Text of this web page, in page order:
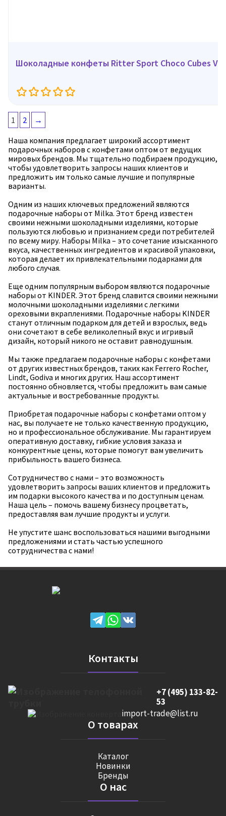
Шоколадные конфеты Ritter Sport Choco Cubes
1 2
→
Наша компания предлагает широкий ассортимент
подарочных наборов с конфетами оптом от ведущих
мировых брендов. Мы тщательно подбираем продукцию,
чтобы удовлетворить запросы наших клиентов и
предложить им только самые лучшие и популярные
варианты.
Одним из наших ключевых предложений являются
подарочные наборы от Milka. Этот бренд известен
своими нежными шоколадными изделиями, которые
пользуются любовью и признанием среди потребителей
по всему миру. Наборы Milka – это сочетание изысканного
вкуса, качественных ингредиентов и красивой упаковки,
которая делает их привлекательными подарками для
любого случая.
Еще одним популярным выбором являются подарочные
наборы от KINDER. Этот бренд славится своими нежными
молочными шоколадными изделиями с легкими
ореховыми вкраплениями. Подарочные наборы KINDER
станут отличным подарком для детей и взрослых, ведь
они сочетают в себе великолепный вкус и игривый
дизайн, который никого не оставит равнодушным.
Мы также предлагаем подарочные наборы с конфетами
от других известных брендов, таких как Ferrero Rocher,
Lindt, Godiva и многих других. Наш ассортимент
постоянно обновляется, чтобы предложить вам самые
актуальные и востребованные продукты.
Приобретая подарочные наборы с конфетами оптом у
нас, вы получаете не только качественную продукцию,
но и профессиональное обслуживание. Мы гарантируем
оперативную доставку, гибкие условия заказа и
конкурентные цены, которые помогут вам увеличить
прибыльность вашего бизнеса.
Сотрудничество с нами – это возможность
удовлетворить запросы ваших клиентов и предложить
им подарки высокого качества и по доступным ценам.
Наша цель – помочь вашему бизнесу процветать,
предоставляя вам лучшие продукты и услуги.
Не упустите шанс воспользоваться нашими выгодными
предложениями и стать частью успешного
сотрудничества с нами!
Контакты
+7 (495) 133-82-
53
import-trade@list.ru
О товарах
Каталог
Новинки
Бренды
О нас